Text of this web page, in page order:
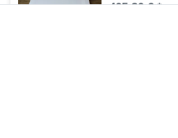
405,30 € *